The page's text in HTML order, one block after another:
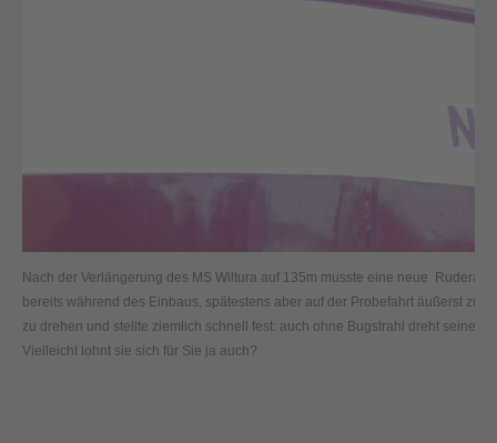
Nach der Verlängerung des MS Wiltura auf 135m musste eine neue
bereits während des Einbaus, spätestens aber auf der Probefahrt äußerst
zu drehen und stellte ziemlich schnell fest: auch ohne Bugstrahl dreht seine
Vielleicht lohnt sie sich für Sie ja auch?